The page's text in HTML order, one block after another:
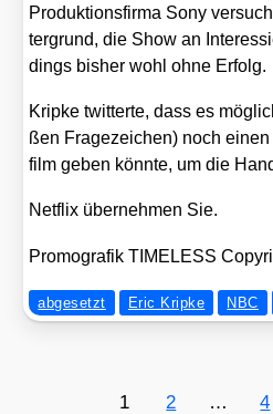
Pro­duk­ti­ons­fir­ma Sony
ter­grund, die Show an
dings bis­her wohl ohne Erfolg.
Krip­ke twit­ter­te, dass es
ßen Fra­ge­zei­chen) noch
film geben könn­te, um die
Net­flix über­neh­men Sie.
Pro­mo­gra­fik TIMELESS
abgesetzt Eric Kripke NBC
1 2 … 4